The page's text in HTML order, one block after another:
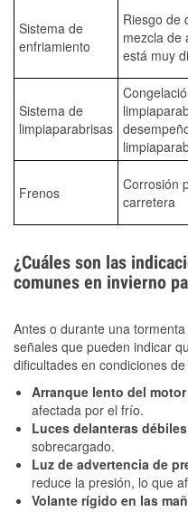
Sistema de
enfriamiento
Riesgo de
mezcla de
está muy
Sistema de
limpiaparabrisas
Frenos
Corrosión
carretera
¿Cuáles son las
comunes en invierno
Antes o durante una
señales que pueden indicar
dificultades en condiciones
Arranque lento del motor
afectada por el frío.
Luces delanteras débiles
sobrecargado.
Luz de advertencia de
reduce la presión, lo que
Volante rígido en las